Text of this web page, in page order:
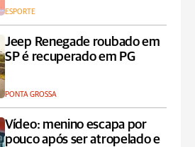
ESPORTE
Jeep Renegade roubado em
SP é recuperado em PG
PONTA GROSSA
Vídeo: menino escapa por
pouco após ser atropelado e